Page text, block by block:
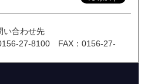
い合わせ先
27-8100
FAX：0156-27-